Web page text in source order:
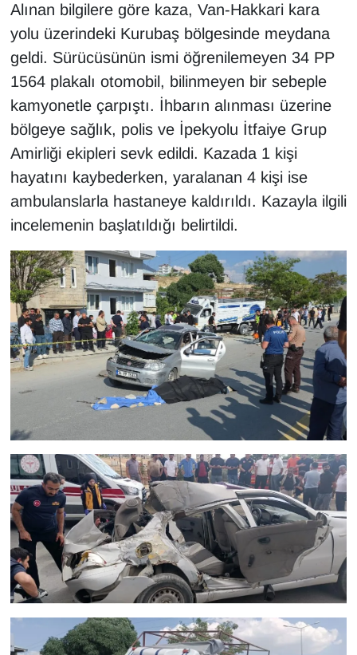
Alınan bilgilere göre kaza, Van-Hakkari kara
yolu üzerindeki Kurubaş bölgesinde meydana
geldi. Sürücüsünün ismi öğrenilemeyen 34 PP
1564 plakalı otomobil, bilinmeyen bir sebeple
kamyonetle çarpıştı. İhbarın alınması üzerine
bölgeye sağlık, polis ve İpekyolu İtfaiye Grup
Amirliği ekipleri sevk edildi. Kazada 1 kişi
hayatını kaybederken, yaralanan 4 kişi ise
ambulanslarla hastaneye kaldırıldı. Kazayla ilgili
incelemenin başlatıldığı belirtildi.
İngilizce
Kadın
Kamu Alımları
Kim Kimdir?
Kültür & Sanat
MAGAZİN
MEDYA
ONE EKONOMİ
POLİTİKA
Resmi İlanlar
RÖPORTAJ
SAĞLIK
Seri İlan
Sinema - TV
SİYASET